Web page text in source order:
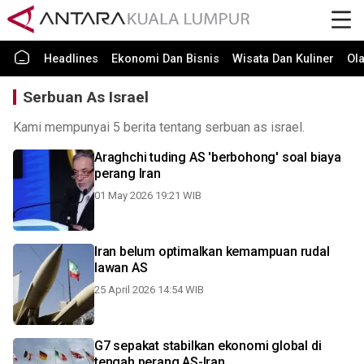
Headlines Ekonomi Dan Bisnis Wisata Dan Kuliner
Serbuan As Israel
Kami mempunyai 5 berita tentang serbuan as israel.
Araghchi tuding AS 'berbohong' soal biaya
perang Iran
01 May 2026 19:21 WIB
Iran belum optimalkan kemampuan rudal
lawan AS
25 April 2026 14:54 WIB
G7 sepakat stabilkan ekonomi global di